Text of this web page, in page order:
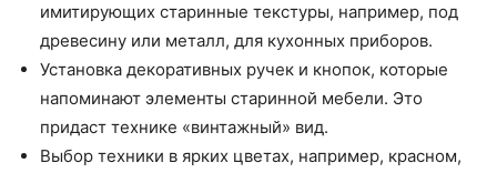
имитирующих старинные текстуры, например, под
древесину или металл, для кухонных приборов.
Установка декоративных ручек и кнопок, которые
напоминают элементы старинной мебели. Это
придаст технике «винтажный» вид.
Выбор техники в ярких цветах, например, красном,